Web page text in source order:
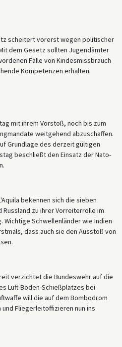
scheitert vorerst wegen politischer
dem Gesetz sollten Jugendämter
Fälle von Kindesmissbrauch
Kompetenzen erhalten.
mit ihrem Vorstoß, noch bis zum
weitgehend abzuschaffen.
Grundlage des derzeit gültigen
beschließt den Einsatz der Nato-
bekennen sich die sieben
zu ihrer Vorreiterrolle im
Wichtige Schwellenländer wie Indien
dass auch sie den Ausstoß von
verzichtet die Bundeswehr auf die
Luft-Boden-Schießplatzes bei
will die auf dem Bombodrom
Fliegerleitoffizieren nun ins